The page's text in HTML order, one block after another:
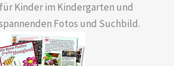
Kinder im Kindergarten und
Fotos und Suchbild.